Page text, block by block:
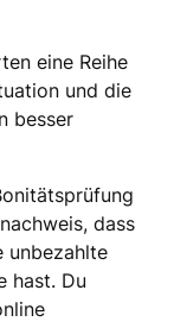
eine Reihe
und die
besser
dass
unbezahlte
hast. Du